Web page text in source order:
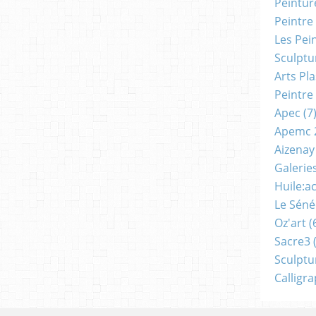
Peintre
Les
Arts
Apec (7)
Apemc
Aizenay
Le
Oz'art
Sacre3